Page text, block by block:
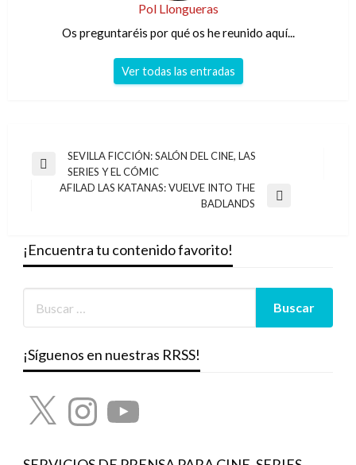
Pol Llongueras
Os preguntaréis por qué os he reunido aquí...
Ver todas las entradas
Navegación
Entrada
anterior
SEVILLA FICCIÓN: SALÓN DEL CINE, LAS
SERIES Y EL CÓMIC
AFILAD LAS KATANAS: VUELVE INTO THE
BADLANDS
¡Encuentra tu contenido favorito!
¡Síguenos en nuestras RRSS!
X InstagramYouTube